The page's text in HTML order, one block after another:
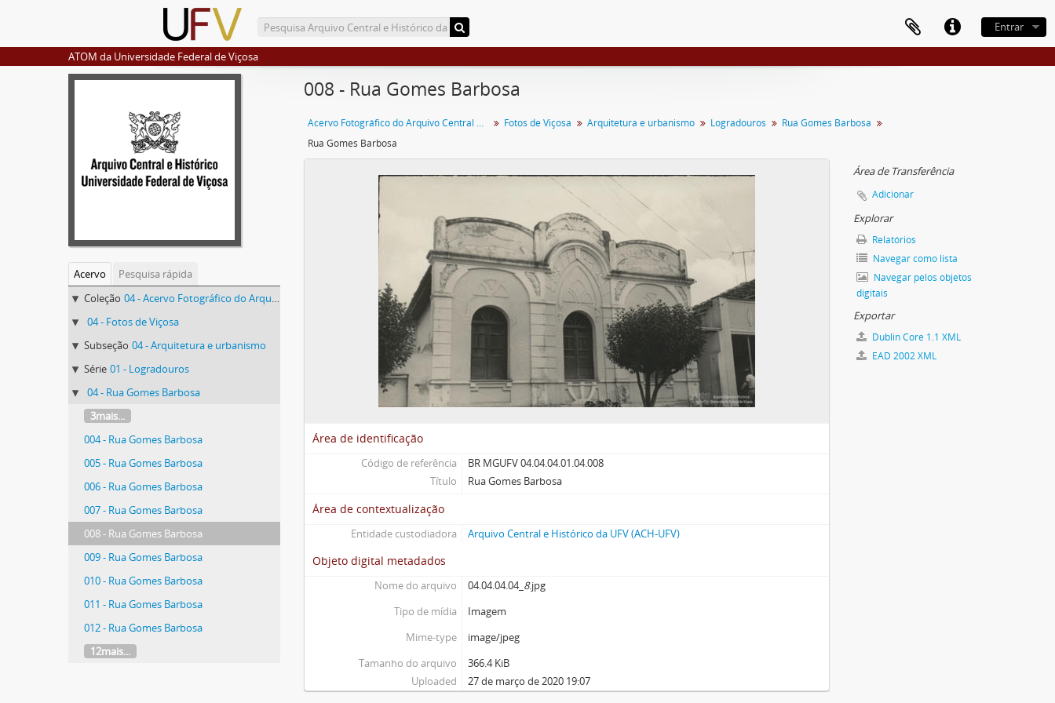
Entrar
ATOM da Universidade Federal de Viçosa
Acervo
Pesquisa rápida
Coleção 04 - Acervo Fotográfico do Arquivo Central Histórico da UFV
04 - Fotos de Viçosa
Subseção 04 - Arquitetura e urbanismo
Série 01 - Logradouros
04 - Rua Gomes Barbosa
3mais...
004 - Rua Gomes Barbosa
005 - Rua Gomes Barbosa
006 - Rua Gomes Barbosa
007 - Rua Gomes Barbosa
008 - Rua Gomes Barbosa
009 - Rua Gomes Barbosa
010 - Rua Gomes Barbosa
011 - Rua Gomes Barbosa
012 - Rua Gomes Barbosa
12mais...
008 - Rua Gomes Barbosa
Acervo Fotográfico do Arquivo Central Histórico da UFV Fotos de Viçosa Arquitetura e urbanismo Logradouros
Rua Gomes Barbosa
Rua Gomes Barbosa
Área de identificação
Código de referência
BR MGUFV 04.04.04.01.04.008
Título
Rua Gomes Barbosa
Área de contextualização
Entidade custodiadora Arquivo Central e Histórico da UFV (ACH-UFV)
Objeto digital metadados
Nome do arquivo 04.04.04.04_ 8.jpg
Tipo de mídia
Imagem
Mime-type
image/jpeg
Tamanho do arquivo
366.4 KiB
Uploaded
27 de março de 2020 19:07
Área de Transferência
Adicionar
Explorar
Relatórios
Navegar como lista
Navegar pelos objetos
digitais
Exportar
Dublin Core 1.1 XML
EAD 2002 XML